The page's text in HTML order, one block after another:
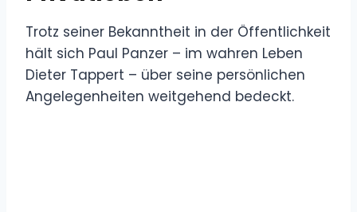
Trotz seiner Bekanntheit in der Öffentlichkeit
hält sich Paul Panzer – im wahren Leben
Dieter Tappert – über seine persönlichen
Angelegenheiten weitgehend bedeckt.